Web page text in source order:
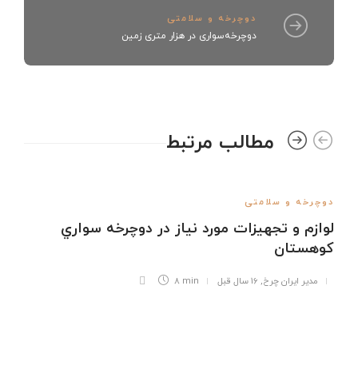
دوچرخه و سلامتی
دوچرخه‌سواری در هزار متری زمین
مطالب مرتبط
دوچرخه و سلامتی
لوازم و تجهيزات مورد نياز در دوچرخه سواري
كوهستان
مدیر ایران چرخ, 16 سال قبل 8 min